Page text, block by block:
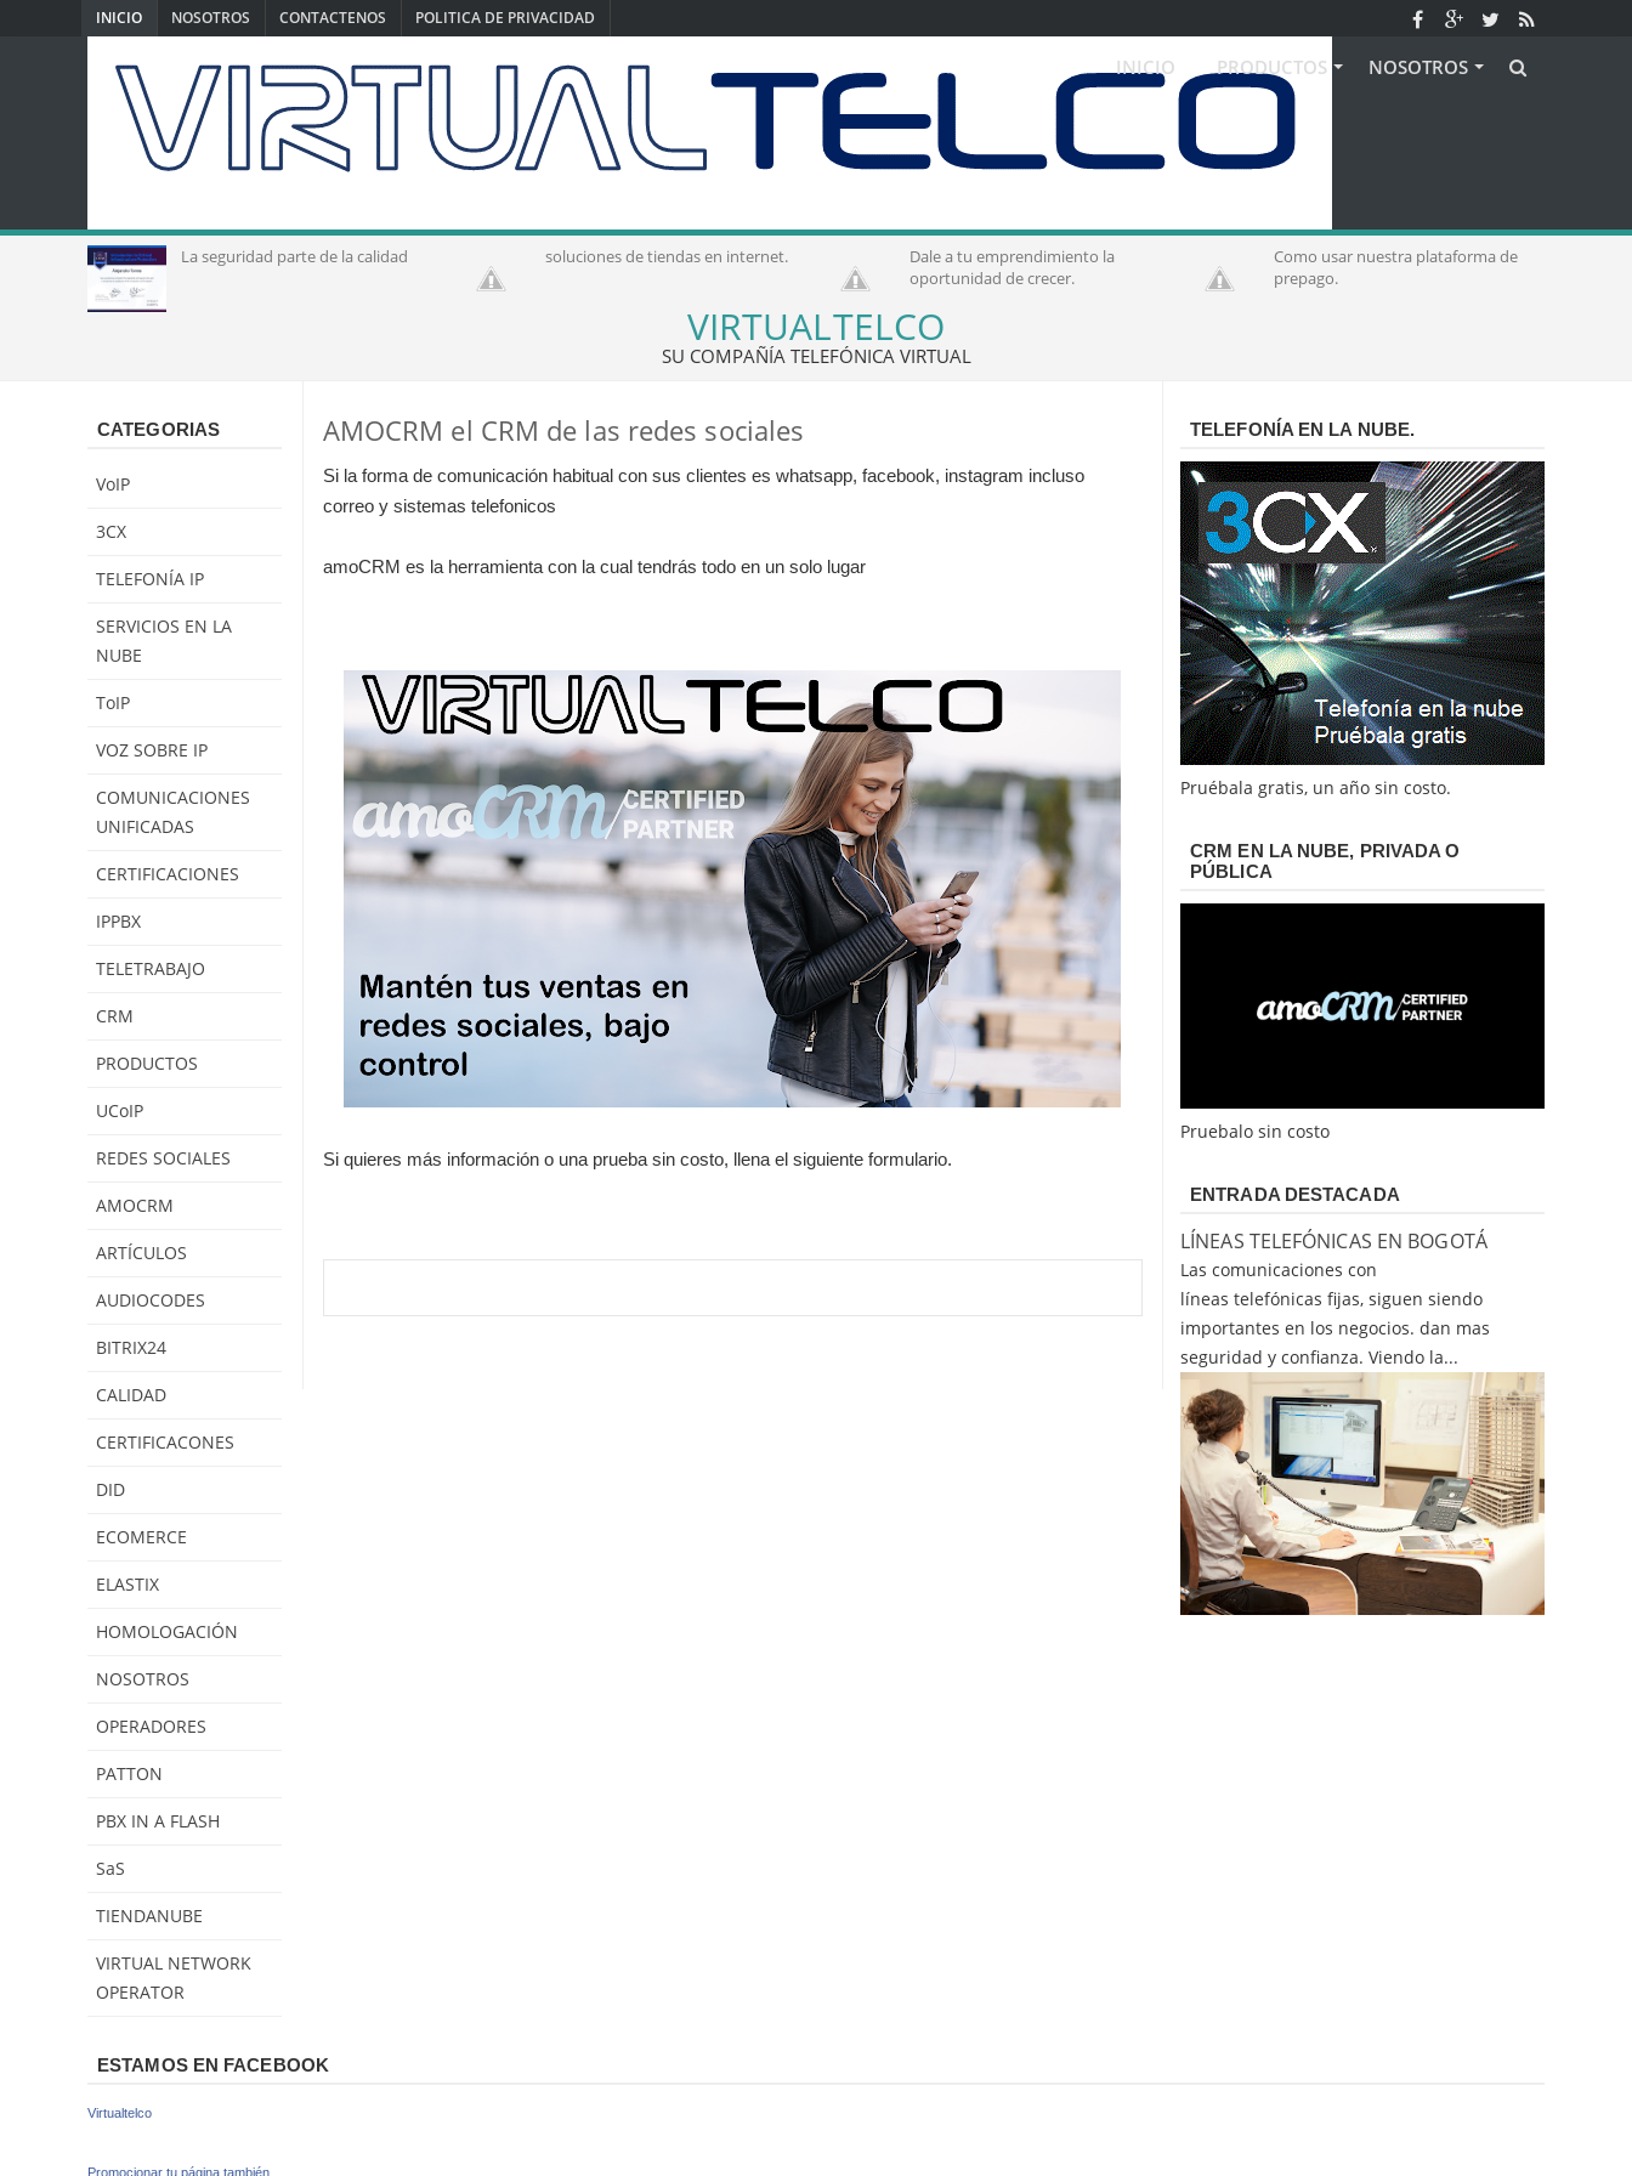
INICIO NOSOTROS CONTACTENOS POLITICA DE PRIVACIDAD
INICIO PRODUCTOS NOSOTROS
La seguridad parte de la calidad soluciones de tiendas en internet.
Dale a tu emprendimiento la
oportunidad de crecer.
Como usar nuestra plataforma de
prepago.
VIRTUALTELCO
SU COMPAÑÍA TELEFÓNICA VIRTUAL
AMOCRM el CRM de las redes sociales
Si la forma de comunicación habitual con sus clientes es whatsapp, facebook, instagram incluso
correo y sistemas telefonicos
amoCRM es la herramienta con la cual tendrás todo en un solo lugar
Si quieres más información o una prueba sin costo, llena el siguiente formulario.
CATEGORIAS
VoIP
3CX
TELEFONÍA IP
SERVICIOS EN LA
NUBE
ToIP
VOZ SOBRE IP
COMUNICACIONES
UNIFICADAS
CERTIFICACIONES
IPPBX
TELETRABAJO
CRM
PRODUCTOS
UCoIP
REDES SOCIALES
AMOCRM
ARTÍCULOS
AUDIOCODES
BITRIX24
CALIDAD
CERTIFICACONES
DID
ECOMERCE
ELASTIX
HOMOLOGACIÓN
NOSOTROS
OPERADORES
PATTON
PBX IN A FLASH
SaS
TIENDANUBE
VIRTUAL NETWORK
OPERATOR
TELEFONÍA EN LA NUBE.
Pruébala gratis, un año sin costo.
CRM EN LA NUBE, PRIVADA O
PÚBLICA
Pruebalo sin costo
ENTRADA DESTACADA
LÍNEAS TELEFÓNICAS EN BOGOTÁ
Las comunicaciones con
líneas telefónicas fijas, siguen siendo
importantes en los negocios. dan mas
seguridad y confianza. Viendo la...
ESTAMOS EN FACEBOOK
Virtualtelco
Promocionar tu página también